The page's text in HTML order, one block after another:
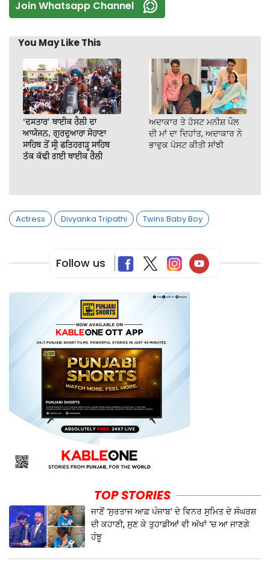
Join Whatsapp Channel
You May Like This
‘ਦਸਤਾਰ’ ਬਾਈਕ ਰੈਲੀ ਦਾ
ਆਯੋਜਨ, ਗੁਰਦੁਆਰਾ ਸੋਹਾਣਾ
ਸਾਹਿਬ ਤੋਂ ਸ੍ਰੀ ਫਤਿਹਗੜ੍ਹ ਸਾਹਿਬ
ਤੱਕ ਕੱਢੀ ਗਈ ਬਾਈਕ ਰੈਲੀ
ਅਦਾਕਾਰ ਤੇ ਹੋਸਟ ਮਨੀਸ਼ ਪੌਲ
ਦੀ ਮਾਂ ਦਾ ਦਿਹਾਂਤ, ਅਦਾਕਾਰ ਨੇ
ਭਾਵੁਕ ਪੋਸਟ ਕੀਤੀ ਸਾਂਝੀ
Actress Divyanka Tripathi Twins Baby Boy
Follow us
TOP STORIES
ਜਾਣੋਂ ‘ਸੁਰਤਾਜ ਆਫ਼ ਪੰਜਾਬ’ ਦੇ ਵਿਨਰ ਸੁਮਿਤ ਦੇ ਸੰਘਰਸ਼
ਦੀ ਕਹਾਣੀ, ਸੁਣ ਕੇ ਤੁਹਾਡੀਆਂ ਵੀ ਅੱਖਾਂ ‘ਚ ਆ ਜਾਣਗੇ
ਹੰਝੂ